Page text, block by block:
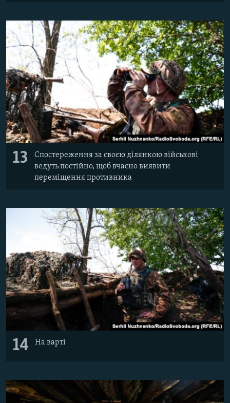
13
Спостереження за своєю ділянкою військові
ведуть постійно, щоб вчасно виявити
переміщення противника
14 На варті